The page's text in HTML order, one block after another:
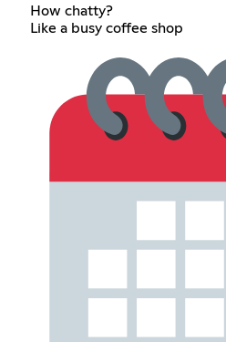
How chatty?
Like a busy coffee shop